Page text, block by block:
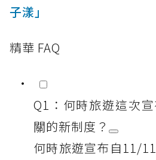
子漾」
精華 FAQ
Q1：何時旅遊這次
關的新制度？
何時旅遊宣布自11/